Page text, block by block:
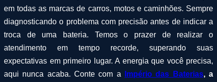
em todas as marcas de carros, motos e caminhões. Sempre
diagnosticando o problema com precisão antes de indicar a
troca de uma bateria. Temos o prazer de realizar o
atendimento em tempo recorde, superando suas
expectativas em primeiro lugar. A energia que você precisa,
aqui nunca acaba. Conte com a
Império das Baterias, a